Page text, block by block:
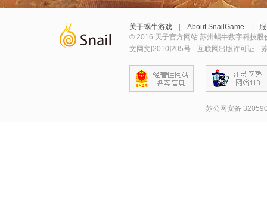
关于蜗牛游戏 About SnailGame
© 2016 天子官方网站 苏州蜗牛数字科技
文网文[2010]205号
互联网出版许可证
苏公网安备